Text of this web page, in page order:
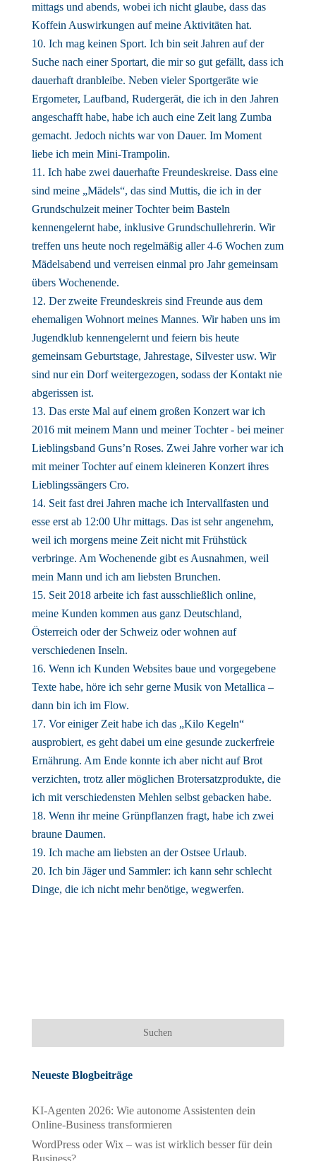
mittags und abends, wobei ich nicht glaube, dass das
Koffein Auswirkungen auf meine Aktivitäten hat.
Ich mag keinen Sport. Ich bin seit Jahren auf der
Suche nach einer Sportart, die mir so gut gefällt, dass ich
dauerhaft dranbleibe. Neben vieler Sportgeräte wie
Ergometer, Laufband, Rudergerät, die ich in den Jahren
angeschafft habe, habe ich auch eine Zeit lang Zumba
gemacht. Jedoch nichts war von Dauer. Im Moment
liebe ich mein Mini-Trampolin.
Ich habe zwei dauerhafte Freundeskreise. Dass eine
sind meine „Mädels“, das sind Muttis, die ich in der
Grundschulzeit meiner Tochter beim Basteln
kennengelernt habe, inklusive Grundschullehrerin. Wir
treffen uns heute noch regelmäßig aller 4-6 Wochen zum
Mädelsabend und verreisen einmal pro Jahr gemeinsam
übers Wochenende.
Der zweite Freundeskreis sind Freunde aus dem
ehemaligen Wohnort meines Mannes. Wir haben uns im
Jugendklub kennengelernt und feiern bis heute
gemeinsam Geburtstage, Jahrestage, Silvester usw. Wir
sind nur ein Dorf weitergezogen, sodass der Kontakt nie
abgerissen ist.
Das erste Mal auf einem großen Konzert war ich
2016 mit meinem Mann und meiner Tochter - bei meiner
Lieblingsband Guns’n Roses. Zwei Jahre vorher war ich
mit meiner Tochter auf einem kleineren Konzert ihres
Lieblingssängers Cro.
Seit fast drei Jahren mache ich Intervallfasten und
esse erst ab 12:00 Uhr mittags. Das ist sehr angenehm,
weil ich morgens meine Zeit nicht mit Frühstück
verbringe. Am Wochenende gibt es Ausnahmen, weil
mein Mann und ich am liebsten Brunchen.
Seit 2018 arbeite ich fast ausschließlich online,
meine Kunden kommen aus ganz Deutschland,
Österreich oder der Schweiz oder wohnen auf
verschiedenen Inseln.
Wenn ich Kunden Websites baue und vorgegebene
Texte habe, höre ich sehr gerne Musik von Metallica –
dann bin ich im Flow.
Vor einiger Zeit habe ich das „Kilo Kegeln“
ausprobiert, es geht dabei um eine gesunde zuckerfreie
Ernährung. Am Ende konnte ich aber nicht auf Brot
verzichten, trotz aller möglichen Brotersatzprodukte, die
ich mit verschiedensten Mehlen selbst gebacken habe.
Wenn ihr meine Grünpflanzen fragt, habe ich zwei
braune Daumen.
Ich mache am liebsten an der Ostsee Urlaub.
Ich bin Jäger und Sammler: ich kann sehr schlecht
Dinge, die ich nicht mehr benötige, wegwerfen.
Neueste Blogbeiträge
KI-Agenten 2026: Wie autonome Assistenten dein
Online-Business transformieren
WordPress oder Wix – was ist wirklich besser für dein
Business?